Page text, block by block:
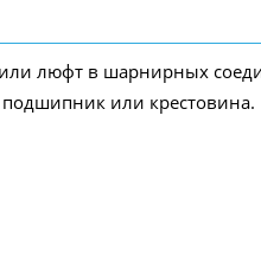
люфт в шарнирных
подшипник или крестовина.